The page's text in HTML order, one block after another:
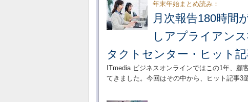
年末年始まとめ読み：
月次報告180時
しアプライアン
タクトセンター・ヒット記
ITmedia ビジネスオンラインではこの1年、顧
てきました。今回はその中から、ヒット記事3